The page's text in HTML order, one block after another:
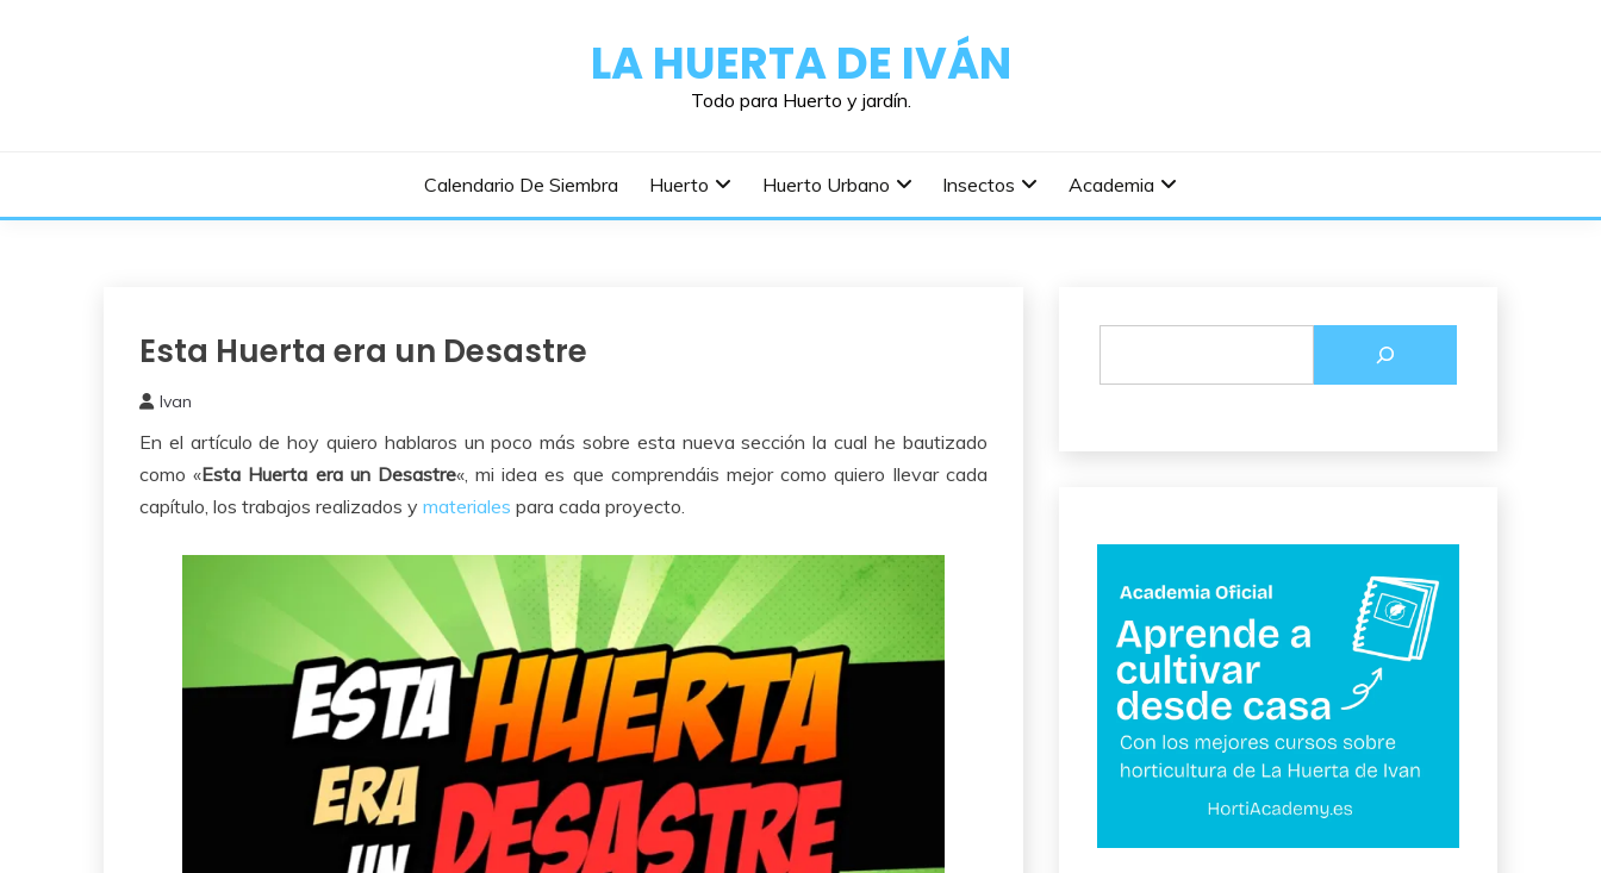
LA HUERTA DE IVÁN
Todo para Huerto y jardín.
Calendario De Siembra Huerto Huerto Urbano Insectos Academia
Huerto
Esta Huerta era un Desastre
noviembre,
2018
Ivan
En el artículo de hoy quiero hablaros un poco más sobre esta nueva sección la cual he bautizado
como «Esta Huerta era un Desastre«, mi idea es que comprendáis mejor como quiero llevar cada
capítulo, los trabajos realizados y materiales para cada proyecto.